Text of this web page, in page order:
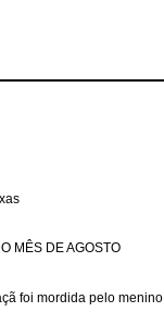
MÊS DE AGOSTO
foi mordida pelo menino